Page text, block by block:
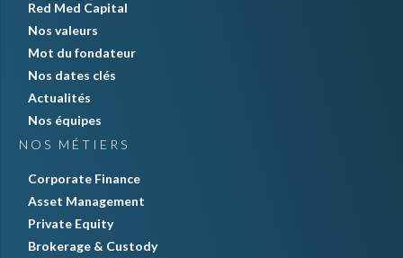
Red Med Capital
Nos valeurs
Mot du fondateur
Nos dates clés
Actualités
Nos équipes
NOS MÉTIERS
Corporate Finance
Asset Management
Private Equity
Brokerage & Custody